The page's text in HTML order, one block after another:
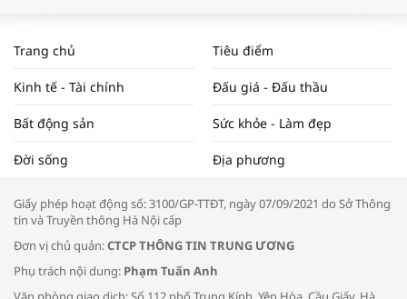
ĐẬP THỊ TRƯỜNG #62
Tọa đàm “Xúc tiến thương mại: Khơi
Bác sĩ tư vấn cách phòng tránh bệnh
Trang chủ Tiêu điểm
Kinh tế - Tài chính Đấu giá - Đấu thầu
Bất động sản Sức khỏe - Làm đẹp
Đời sống Địa phương
Giấy phép hoạt động số: 3100/GP-TTĐT, ngày 07/09/2021 do Sở Thông
tin và Truyền thông Hà Nội cấp
Đơn vị chủ quản:CTCP THÔNG TIN TRUNG ƯƠNG
Phụ trách nội dung: Phạm Tuấn Anh